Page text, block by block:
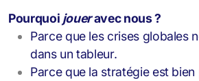
Pourquoi joueravec nous ?
Parce que les crises globales
dans un tableur.
Parce que la stratégie est